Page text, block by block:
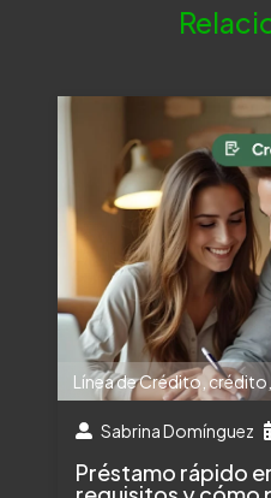
Línea de Crédito crédito
Sabrina Domínguez
Préstamo rápido